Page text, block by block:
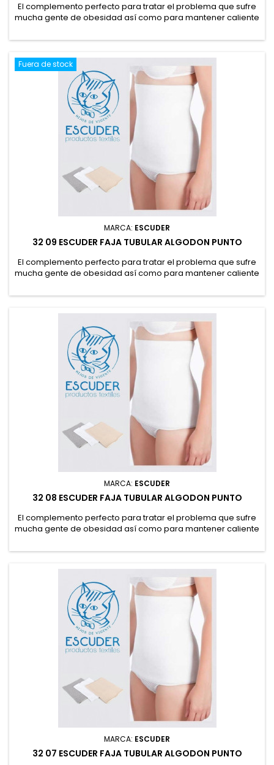
El complemento perfecto para tratar el problema que sufre
mucha gente de obesidad así como para mantener caliente
meses de calor.
Fuera de stock
MARCA: ESCUDER
32 09 ESCUDER FAJA TUBULAR ALGODON PUNTO
El complemento perfecto para tratar el problema que sufre
mucha gente de obesidad así como para mantener caliente
meses de calor.
MARCA: ESCUDER
32 08 ESCUDER FAJA TUBULAR ALGODON PUNTO
El complemento perfecto para tratar el problema que sufre
mucha gente de obesidad así como para mantener caliente
meses de calor.
MARCA: ESCUDER
32 07 ESCUDER FAJA TUBULAR ALGODON PUNTO